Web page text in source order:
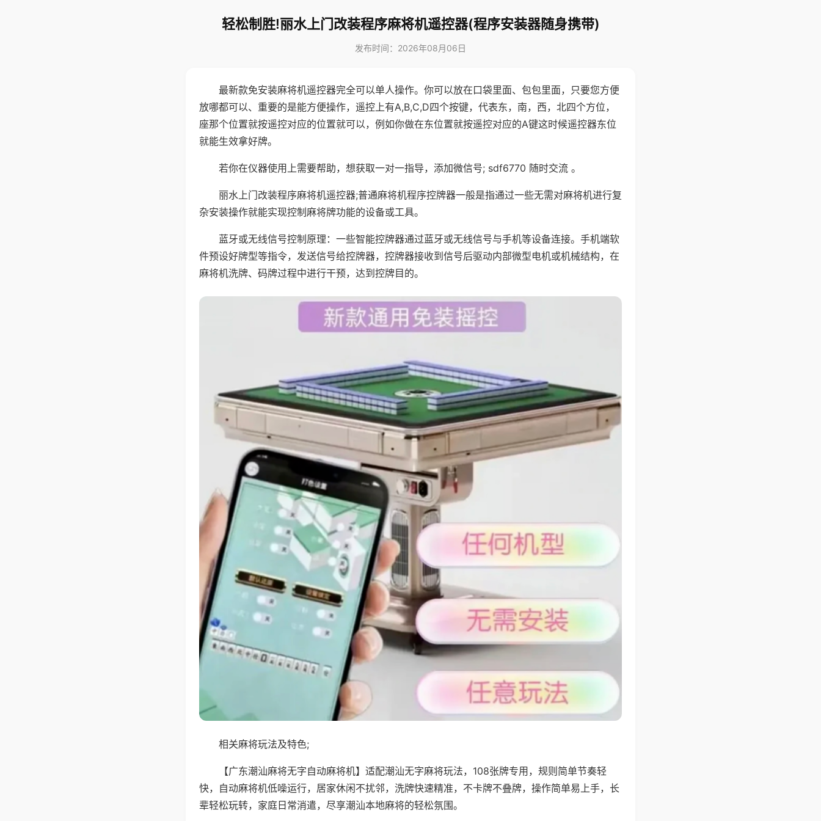
轻松制胜!丽水上门改装程序麻将机遥控器(程序安装器随身携带)
发布时间：2026年08月06日
最新款免安装麻将机遥控器完全可以单人操作。你可以放在口袋里面、包包里面，只要您方便
放哪都可以、重要的是能方便操作，遥控上有A,B,C,D四个按键，代表东，南，西，北四个方位，
座那个位置就按遥控对应的位置就可以，例如你做在东位置就按遥控对应的A键这时候遥控器东位
就能生效拿好牌。
若你在仪器使用上需要帮助，想获取一对一指导，添加微信号; sdf6770 随时交流 。
丽水上门改装程序麻将机遥控器;普通麻将机程序控牌器一般是指通过一些无需对麻将机进行复
杂安装操作就能实现控制麻将牌功能的设备或工具。
蓝牙或无线信号控制原理：一些智能控牌器通过蓝牙或无线信号与手机等设备连接。手机端软
件预设好牌型等指令，发送信号给控牌器，控牌器接收到信号后驱动内部微型电机或机械结构，在
麻将机洗牌、码牌过程中进行干预，达到控牌目的。
相关麻将玩法及特色;
【广东潮汕麻将无字自动麻将机】适配潮汕无字麻将玩法，108张牌专用，规则简单节奏轻
快，自动麻将机低噪运行，居家休闲不扰邻，洗牌快速精准，不卡牌不叠牌，操作简单易上手，长
辈轻松玩转，家庭日常消遣，尽享潮汕本地麻将的轻松氛围。